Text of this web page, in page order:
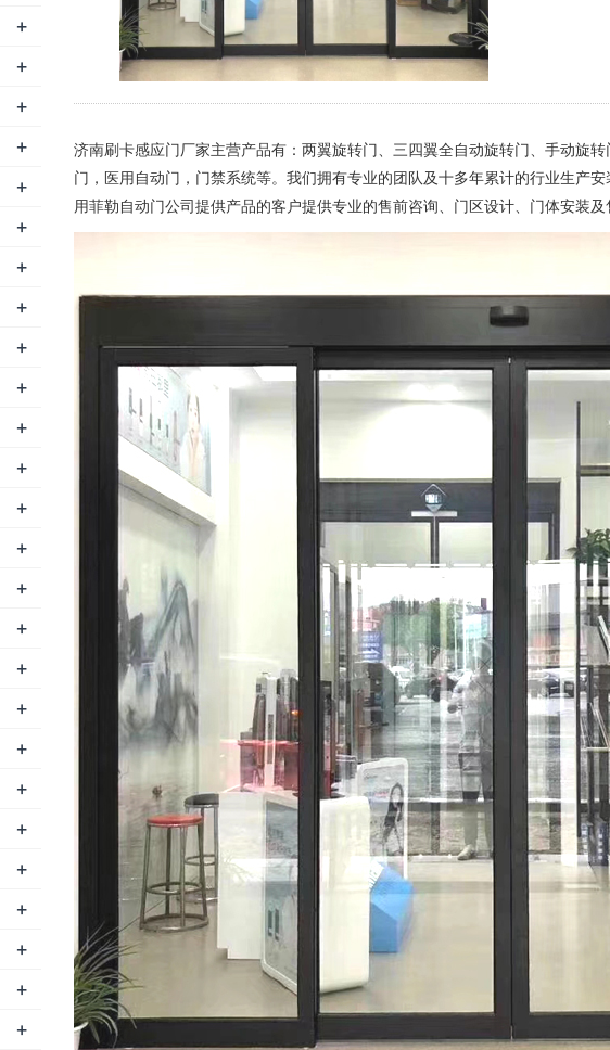
济南刷卡感应门厂家主营产品有：两翼旋转门、三四翼全自动旋转门、手动旋
门，医用自动门，门禁系统等。我们拥有专业的团队及十多年累计的行业生产
用菲勒自动门公司提供产品的客户提供专业的售前咨询、门区设计、门体安装及
+
+
+
+
+
+
+
+
+
+
+
+
+
+
+
+
+
+
+
+
+
+
+
+
+
+